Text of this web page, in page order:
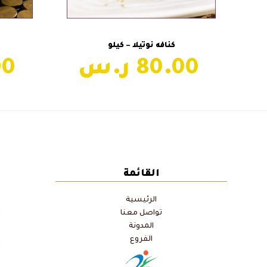
كنافه نوتيلا – كيلو
القائمة
الرئيسية
تواصل معنا
المدونة
الفروع